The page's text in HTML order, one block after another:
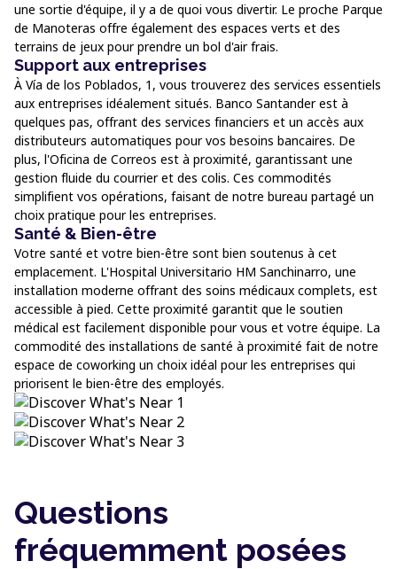
une sortie d'équipe, il y a de quoi vous divertir. Le proche Parque
de Manoteras offre également des espaces verts et des
terrains de jeux pour prendre un bol d'air frais.
Support aux entreprises
À Vía de los Poblados, 1, vous trouverez des services essentiels
aux entreprises idéalement situés. Banco Santander est à
quelques pas, offrant des services financiers et un accès aux
distributeurs automatiques pour vos besoins bancaires. De
plus, l'Oficina de Correos est à proximité, garantissant une
gestion fluide du courrier et des colis. Ces commodités
simplifient vos opérations, faisant de notre bureau partagé un
choix pratique pour les entreprises.
Santé & Bien-être
Votre santé et votre bien-être sont bien soutenus à cet
emplacement. L'Hospital Universitario HM Sanchinarro, une
installation moderne offrant des soins médicaux complets, est
accessible à pied. Cette proximité garantit que le soutien
médical est facilement disponible pour vous et votre équipe. La
commodité des installations de santé à proximité fait de notre
espace de coworking un choix idéal pour les entreprises qui
priorisent le bien-être des employés.
Questions
fréquemment posées